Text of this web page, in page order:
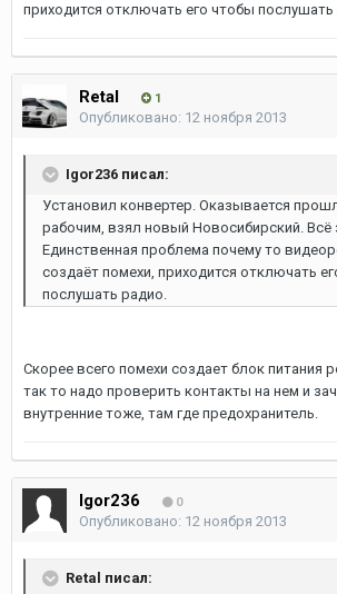
приходится отключать его чтобы
Retal 1
Опубликовано: 12 ноября 2013
Igor236 писал:
Установил конвертер. Оказывается
рабочим, взял новый Новосибирский. Всё
Единственная проблема почему то
создаёт помехи, приходится отключать
послушать радио.
Скорее всего помехи создает блок питания
так то надо проверить контакты на нем и
внутренние тоже, там где предохранитель.
Igor236 0
Опубликовано: 12 ноября 2013
Retal писал: